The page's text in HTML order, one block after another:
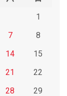
1
7
8
14
15
21
22
28
29